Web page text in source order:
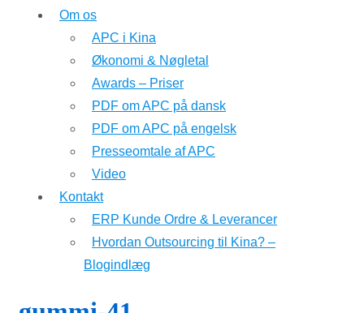
Om os
APC i Kina
Økonomi & Nøgletal
Awards – Priser
PDF om APC på dansk
PDF om APC på engelsk
Presseomtale af APC
Video
Kontakt
ERP Kunde Ordre & Leverancer
Hvordan Outsourcing til Kina? –
Blogindlæg